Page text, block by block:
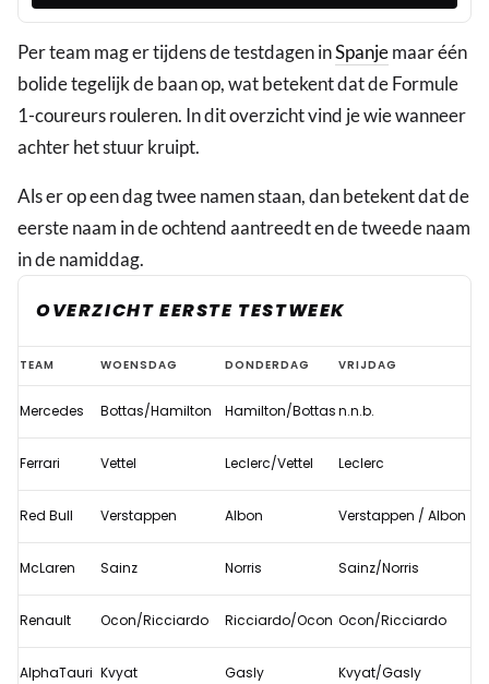
Per team mag er tijdens de testdagen inSpanjemaar één
bolide tegelijk de baan op, wat betekent dat de Formule
1-coureurs rouleren. In dit overzicht vind je wie wanneer
achter het stuur kruipt.
Als er op een dag twee namen staan, dan betekent dat de
eerste naam in de ochtend aantreedt en de tweede naam
in de namiddag.
OVERZICHT EERSTE TESTWEEK
Overzicht:
Deze
Formule
1-
testen
deze
week
TEAM WOENSDAG DONDERDAG VRIJDAG
Mercedes Bottas/Hamilton Hamilton/Bottasn.n.b.
Ferrari Vettel Leclerc/Vettel Leclerc
Red Bull Verstappen Albon Verstappen / Albon
McLaren Sainz Norris Sainz/Norris
Renault Ocon/Ricciardo Ricciardo/Ocon Ocon/Ricciardo
AlphaTauri Kvyat Gasly Kvyat/Gasly